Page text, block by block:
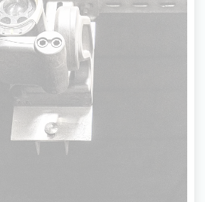
Bahnsteig-Kameras
unterstützen einen
reibungslosen Betriebsablauf. Die
Sicherheitszentrale erkennt, wenn
oder Gegenstände im Gleis